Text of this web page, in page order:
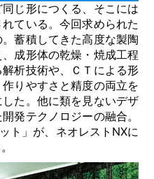
じ形につくる、そこには
ている。今回求められた
蓄積してきた高度な製陶
成形体の乾燥・焼成工程
析技術や、ＣＴによる形
りやすさと精度の両立を
た。他に類を見ないデザ
発テクノロジーの融合。
ト」が、ネオレストNXに